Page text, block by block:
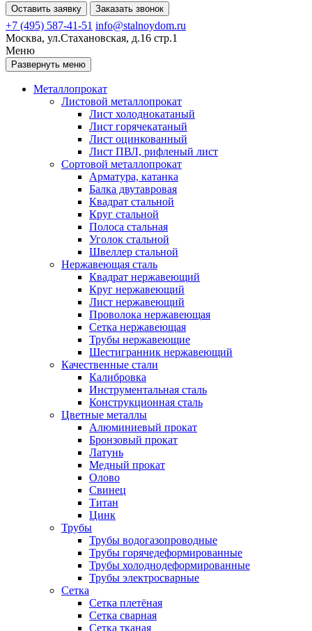
Оставить заявку Заказать звонок
+7 (495) 587-41-51 info@stalnoydom.ru
Москва, ул.Стахановская, д.16 стр.1
Меню
Развернуть меню
Металлопрокат
Листовой металлопрокат
Лист холоднокатаный
Лист горячекатаный
Лист оцинкованный
Лист ПВЛ, рифленый лист
Сортовой металлопрокат
Арматура, катанка
Балка двутавровая
Квадрат стальной
Круг стальной
Полоса стальная
Уголок стальной
Швеллер стальной
Нержавеющая сталь
Квадрат нержавеющий
Круг нержавеющий
Лист нержавеющий
Проволока нержавеющая
Сетка нержавеющая
Трубы нержавеющие
Шестигранник нержавеющий
Качественные стали
Калибровка
Инструментальная сталь
Конструкционная сталь
Цветные металлы
Алюминиевый прокат
Бронзовый прокат
Латунь
Медный прокат
Олово
Свинец
Титан
Цинк
Трубы
Трубы водогазопроводные
Трубы горячедеформированные
Трубы холоднодеформированные
Трубы электросварные
Сетка
Сетка плетёная
Сетка сварная
Сетка тканая